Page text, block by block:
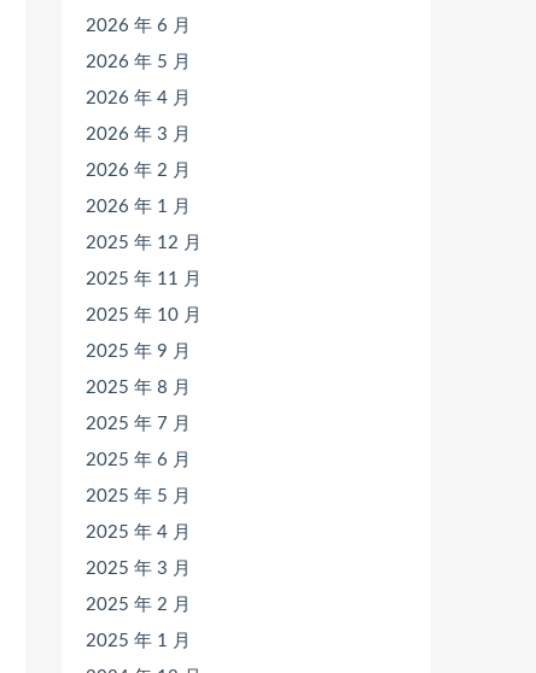
2026 年 6 月
2026 年 5 月
2026 年 4 月
2026 年 3 月
2026 年 2 月
2026 年 1 月
2025 年 12 月
2025 年 11 月
2025 年 10 月
2025 年 9 月
2025 年 8 月
2025 年 7 月
2025 年 6 月
2025 年 5 月
2025 年 4 月
2025 年 3 月
2025 年 2 月
2025 年 1 月